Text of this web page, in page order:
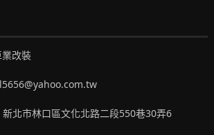
改裝
新北市林口區文化北路二段550巷30弄6